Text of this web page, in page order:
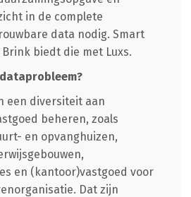
in de complete
data nodig. Smart
biedt die met Luxs.
een diversiteit aan
beheren, zoals
en opvanghuizen,
en (kantoor)vastgoed voor
Dat zijn